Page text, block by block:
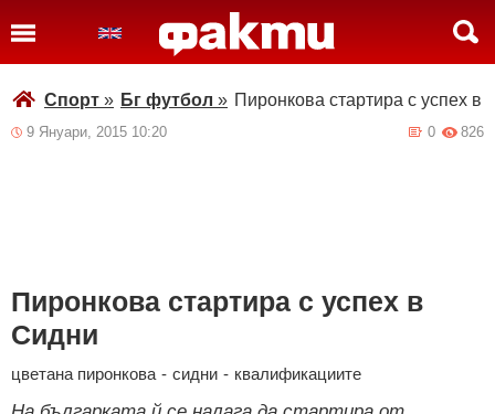
Спорт » Бг футбол » Пиронкова стартира с успех в
9 Януари, 2015 10:20 826
0
Пиронкова стартира с успех в
Сидни
цветана пиронкова - сидни - квалификациите